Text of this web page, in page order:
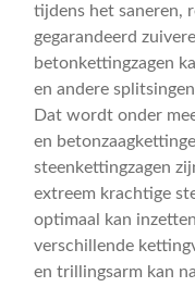
Hoogsnoeiers
snoeizagen
Doorslijpers /
Maai- en
tijdens het saneren,
gegarandeerd
betonkettingzagen
en andere
Dat wordt onder
en
steenkettingzagen
extreem krachtige
optimaal kan
verschillende
en trillingsarm kan